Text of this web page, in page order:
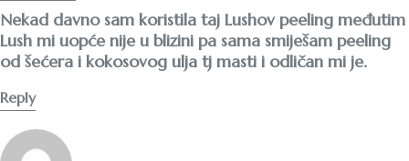
Nekad davno sam koristila taj Lushov peeling međutim
Lush mi uopće nije u blizini pa sama smiješam peeling
od šećera i kokosovog ulja tj masti i odličan mi je.
Reply